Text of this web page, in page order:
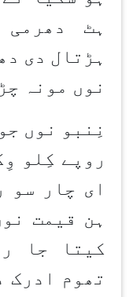
ہٹ دھرمی
ہڑتال دی
نوں مونہ
نِنبو نوں
روپے کِلو
ای چار سو
ہن قیمت
کیتا جا
تھوم ادرک